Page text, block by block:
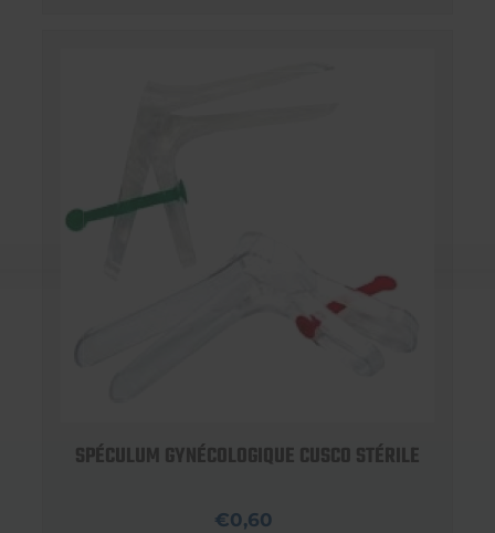
SPÉCULUM GYNÉCOLOGIQUE CUSCO STÉRILE
€0,60